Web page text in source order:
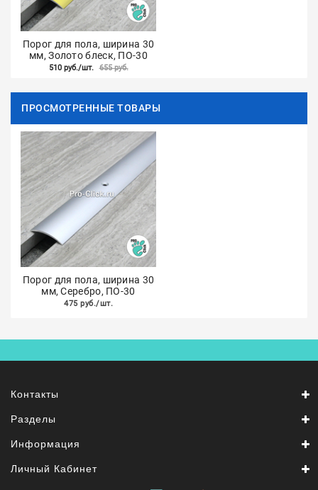
Порог для пола, ширина 30
мм, Золото блеск, ПО-30
510 руб./шт. 655 руб.
ПРОСМОТРЕННЫЕ ТОВАРЫ
Порог для пола, ширина 30
мм, Серебро, ПО-30
475 руб./шт.
Контакты
Разделы
Информация
Личный Кабинет